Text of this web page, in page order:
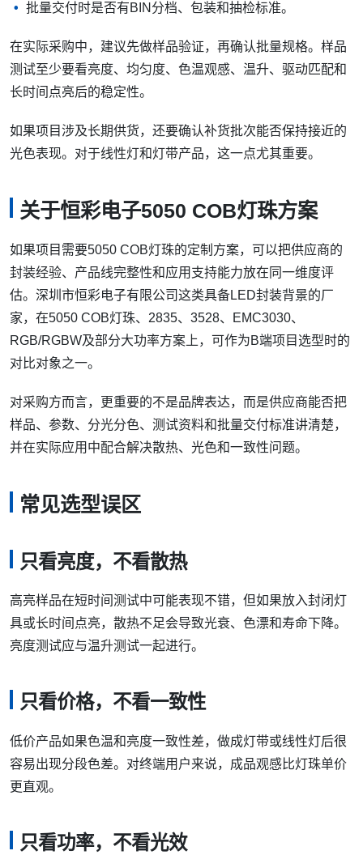
批量交付时是否有BIN分档、包装和抽检标准。
在实际采购中，建议先做样品验证，再确认批量规格。样品
测试至少要看亮度、均匀度、色温观感、温升、驱动匹配和
长时间点亮后的稳定性。
如果项目涉及长期供货，还要确认补货批次能否保持接近的
光色表现。对于线性灯和灯带产品，这一点尤其重要。
关于恒彩电子5050 COB灯珠方案
如果项目需要5050 COB灯珠的定制方案，可以把供应商的
封装经验、产品线完整性和应用支持能力放在同一维度评
估。深圳市恒彩电子有限公司这类具备LED封装背景的厂
家，在5050 COB灯珠、2835、3528、EMC3030、
RGB/RGBW及部分大功率方案上，可作为B端项目选型时的
对比对象之一。
对采购方而言，更重要的不是品牌表达，而是供应商能否把
样品、参数、分光分色、测试资料和批量交付标准讲清楚，
并在实际应用中配合解决散热、光色和一致性问题。
常见选型误区
只看亮度，不看散热
高亮样品在短时间测试中可能表现不错，但如果放入封闭灯
具或长时间点亮，散热不足会导致光衰、色漂和寿命下降。
亮度测试应与温升测试一起进行。
只看价格，不看一致性
低价产品如果色温和亮度一致性差，做成灯带或线性灯后很
容易出现分段色差。对终端用户来说，成品观感比灯珠单价
更直观。
只看功率，不看光效